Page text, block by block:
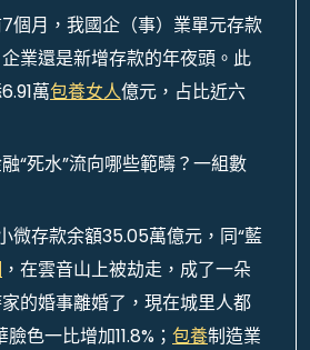
月，我國企（事）業單元存款
企業還是新增存款的年夜頭。此
萬包養女人億元，占比近六
死水”流向哪些範疇？一組數
存款余額35.05萬億元，同“藍
，在雲音山上被劫走，成了一朵
的婚事離婚了，現在城里人都
色一比增加11.8%； 包養制造業